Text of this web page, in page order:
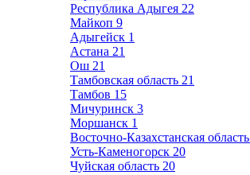
Республика Адыгея 22
Майкоп 9
Адыгейск 1
Астана 21
Ош 21
Тамбовская область 21
Тамбов 15
Мичуринск 3
Моршанск 1
Восточно-Казахстанская область
Усть-Каменогорск 20
Чуйская область 20